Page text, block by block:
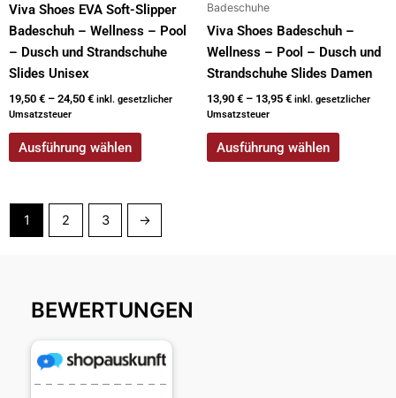
Viva Shoes EVA Soft-Slipper
Badeschuh – Wellness – Pool
– Dusch und Strandschuhe
Slides Unisex
19,50 € – 24,50 € inkl. gesetzlicher
Umsatzsteuer
Ausführung wählen
Produktseite
gewählt
werden
Badeschuhe
Viva Shoes Badeschuh –
Wellness – Pool – Dusch und
Strandschuhe Slides Damen
13,90 € – 13,95 € inkl. gesetzlicher
Umsatzsteuer
Ausführung wählen
gewählt
werden
1 2 3 →
BEWERTUNGEN